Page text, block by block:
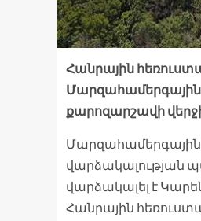
Հանրային
քարոզարշավի
Մարզահամերգային
վարձակալության
վարձակալել է
Հանրային